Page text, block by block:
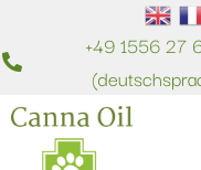
+49 1556 27